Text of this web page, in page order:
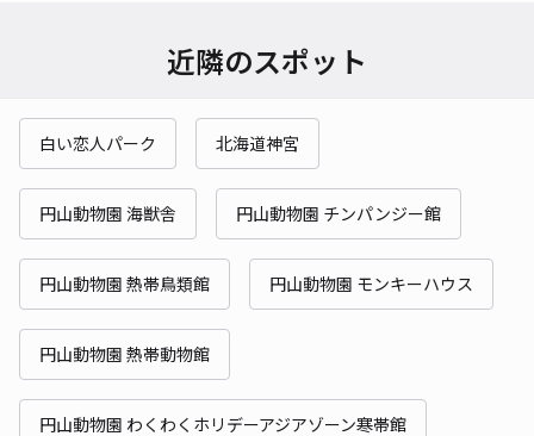
近隣のスポット
白い恋人パーク 北海道神宮
円山動物園 海獣舎 円山動物園 チンパンジー館
円山動物園 熱帯鳥類館 円山動物園 モンキーハウス
円山動物園 熱帯動物館
円山動物園 わくわくホリデーアジアゾーン寒帯館